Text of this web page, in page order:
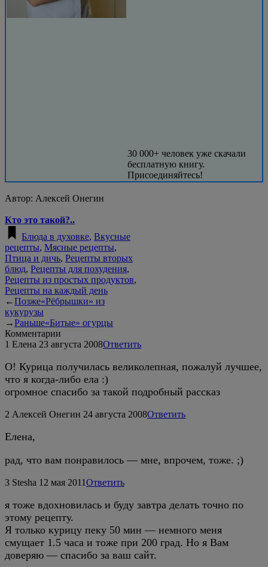
30 000+ человек уже скачали
бесплатную книгу.
Присоединяйтесь!
Автор: Алексей Онегин
Кто это такой?..
Блюда в духовке, Вкусные
рецепты, Мясные рецепты,
Птица и дичь, Рецепты вторых
блюд, Рецепты для похудения,
Рецепты из простых продуктов,
Рецепты на каждый день
←Позже«Рёбрышки» из
кукурузы
→Раньше«Битые» огурцы
Комментарии
1 Елена 23 августа 2008Ответить
О! Курица получилась великолепная, пожалуй лучшее,
что я когда-либо ела :)
огромное спасибо за такой подробный рассказ
2 Алексей Онегин 24 августа 2008Ответить
Елена,
рад, что вам понравилось — мне, впрочем, тоже. ;)
3 Stesha 12 мая 2011Ответить
я тоже вдохновилась и буду завтра делать точно по
этому рецепту.
Я только курицу пеку 50 мин — немного меня
смущает 1.5 часа и тоже при 200 град. Но я Вам
доверяю — спасибо за ваш сайт.